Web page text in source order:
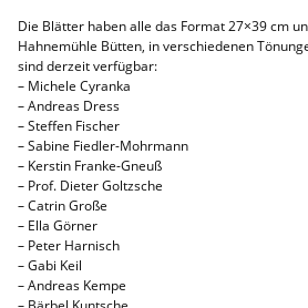
Die Blätter haben alle das Format 27×39 cm
Hahnemühle Bütten, in verschiedenen
sind derzeit verfügbar:
– Michele Cyranka
– Andreas Dress
– Steffen Fischer
– Sabine Fiedler-Mohrmann
– Kerstin Franke-Gneuß
– Prof. Dieter Goltzsche
– Catrin Große
– Ella Görner
– Peter Harnisch
– Gabi Keil
– Andreas Kempe